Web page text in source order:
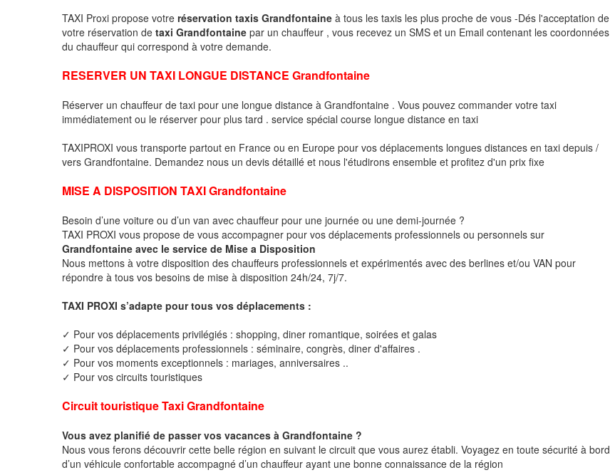
TAXI Proxi propose votre réservation taxis Grandfontaine à tous les taxis les plus proche de vous -Dés l'acceptation de
votre réservation de taxi Grandfontaine par un chauffeur , vous recevez un SMS et un Email contenant les coordonnées
du chauffeur qui correspond à votre demande.
RESERVER UN TAXI LONGUE DISTANCE Grandfontaine
Réserver un chauffeur de taxi pour une longue distance à Grandfontaine . Vous pouvez commander votre taxi
immédiatement ou le réserver pour plus tard . service spécial course longue distance en taxi
TAXIPROXI vous transporte partout en France ou en Europe pour vos déplacements longues distances en taxi depuis /
vers Grandfontaine. Demandez nous un devis détaillé et nous l'étudirons ensemble et profitez d'un prix fixe
MISE A DISPOSITION TAXI Grandfontaine
Besoin d’une voiture ou d’un van avec chauffeur pour une journée ou une demi-journée ?
TAXI PROXI vous propose de vous accompagner pour vos déplacements professionnels ou personnels sur
Grandfontaine avec le service de Mise a Disposition
Nous mettons à votre disposition des chauffeurs professionnels et expérimentés avec des berlines et/ou VAN pour
répondre à tous vos besoins de mise à disposition 24h/24, 7j/7.
TAXI PROXI s’adapte pour tous vos déplacements :
✓ Pour vos déplacements privilégiés : shopping, diner romantique, soirées et galas
✓ Pour vos déplacements professionnels : séminaire, congrès, diner d'affaires .
✓ Pour vos moments exceptionnels : mariages, anniversaires ..
✓ Pour vos circuits touristiques
Circuit touristique Taxi Grandfontaine
Vous avez planifié de passer vos vacances à Grandfontaine ?
Nous vous ferons découvrir cette belle région en suivant le circuit que vous aurez établi. Voyagez en toute sécurité à bord
d’un véhicule confortable accompagné d’un chauffeur ayant une bonne connaissance de la région